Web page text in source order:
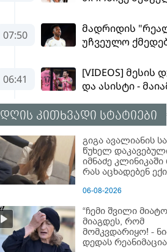
დღის კითხვადი სტატიები
გიგა ავალიანის
წუხელ
იმნაძე კლინიკაში
რას აცხადებენ
06-08-2026
“ჩემი შვილი
მიაგდეს, რომ
მომკვდარიყო! -
დედას